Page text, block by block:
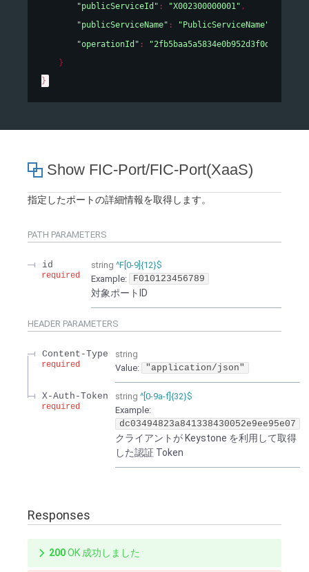
"publicServiceId" : "X002300000001" ,
"publicServiceName" : "PublicServiceName"
"operationId" :
}
}
Show FIC-Port/FIC-Port(XaaS)
指定したポートの詳細情報を取得します。
PATH PARAMETERS
id
required
string ^F[0-9]{12}$
Example:
F010123456789
対象ポートID
HEADER PARAMETERS
Content-Type
required
string
Value: "application/json"
X-Auth-Token
required
string ^[0-9a-f]{32}$
Example:
dc03494823a841338430052e9ee95e07
クライアントが Keystone を利用して取得
した認証 Token
Responses
200OK 成功しました